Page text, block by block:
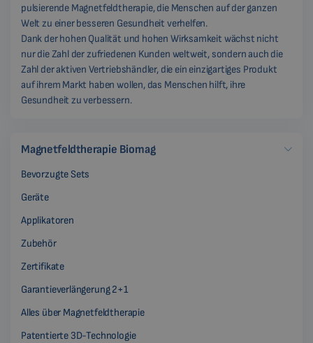
pulsierende Magnetfeldtherapie, die Menschen auf der ganzen
Welt zu einer besseren Gesundheit verhelfen.
Dank der hohen Qualität und hohen Wirksamkeit wächst nicht
nur die Zahl der zufriedenen Kunden weltweit, sondern auch die
Zahl der aktiven Vertriebshändler, die ein einzigartiges Produkt
auf ihrem Markt haben wollen, das Menschen hilft, ihre
Gesundheit zu verbessern.
Magnetfeldtherapie Biomag
Bevorzugte Sets
Geräte
Applikatoren
Zubehör
Zertifikate
Garantieverlängerung 2+1
Alles über Magnetfeldtherapie
Patentierte 3D-Technologie